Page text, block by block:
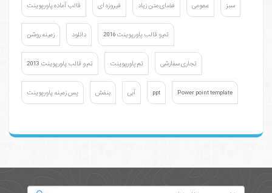
قالب آماده پاورپوینت فیروزه ای فضای متن زیاد عمومی سبز
زمینه روشن دانلود تم و قالب پاورپوینت 2016
تم و قالب پاورپوینت 2013 تم پاورپوینت تجاری سفارشی
پس زمینه پاورپوینت بنفش آبی ppt Power point template